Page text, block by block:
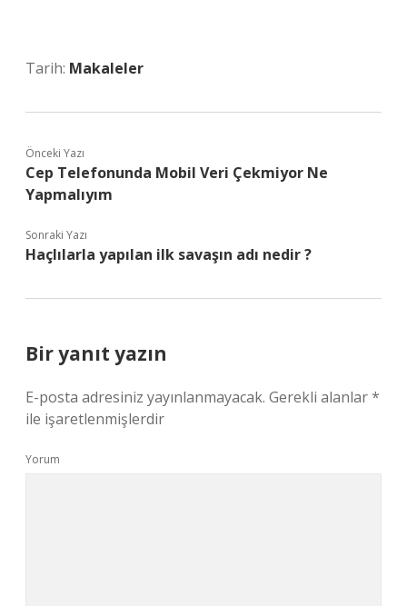
Tarih: Makaleler
Önceki Yazı
Cep Telefonunda Mobil Veri Çekmiyor Ne
Yapmalıyım
Sonraki Yazı
Haçlılarla yapılan ilk savaşın adı nedir ?
Bir yanıt yazın
E-posta adresiniz yayınlanmayacak. Gerekli alanlar*
ile işaretlenmişlerdir
Yorum